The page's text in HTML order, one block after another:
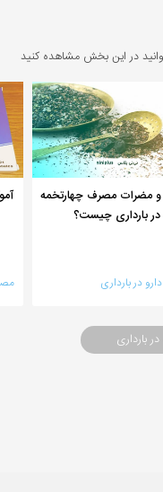
در این بخش مشاهده کنید
مضرات مصرف چهارتخمه
در بارداری چیست؟
در بارداری
بارداری